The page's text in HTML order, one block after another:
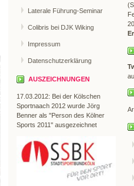
Laterale Führung-Seminar
Colibris bei DJK Wiking
Impressum
Datenschutzerklärung
AUSZEICHNUNGEN
17.03.2012: Bei der Kölschen
Sportnaach 2012 wurde Jörg
Benner als "Person des Kölner
Sports 2011" ausgezeichnet